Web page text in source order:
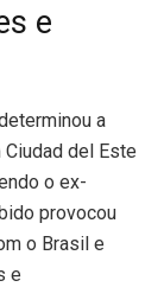
e
a
del Este
o ex-
provocou
o Brasil e
e